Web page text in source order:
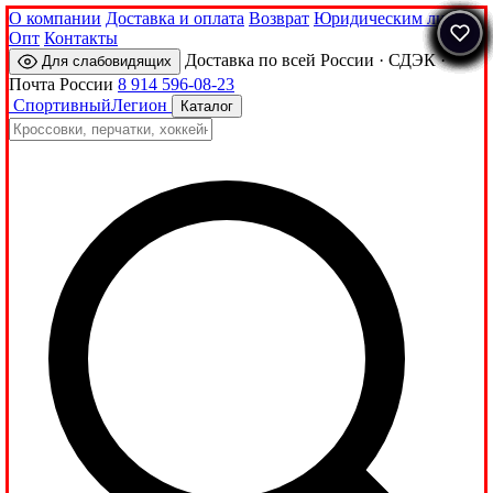
О компании Доставка и оплата Возврат Юридическим лицам
Опт Контакты
Для слабовидящих
Доставка по всей России · СДЭК ·
Почта России 8 914 596-08-23
СпортивныйЛегион Каталог